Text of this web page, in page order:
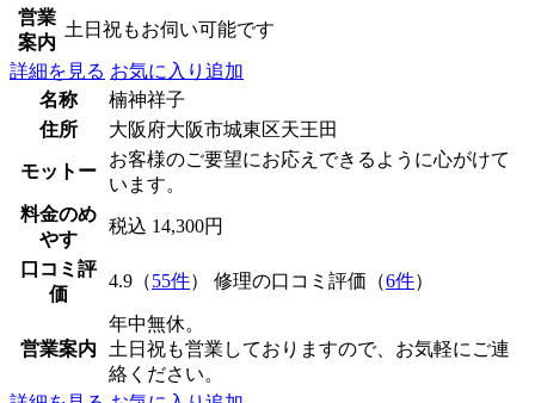
営業
案内
土日祝もお伺い可能です
詳細を見る お気に入り追加
名称
楠神祥子
住所
大阪府大阪市城東区天王田
モットー
お客様のご要望にお応えできるように心がけて
います。
料金のめ
やす
税込 14,300円
口コミ評
価
4.9（55件） 修理の口コミ評価（6件）
営業案内
年中無休。
土日祝も営業しておりますので、お気軽にご連
絡ください。